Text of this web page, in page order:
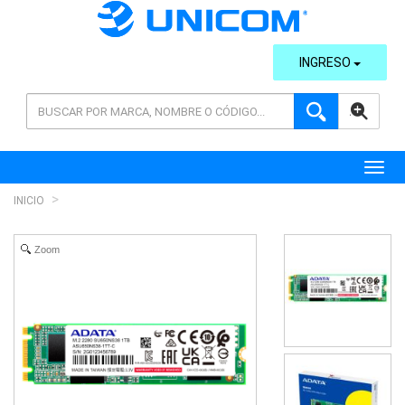
AVANZADA
INGRESO
INICIO
Zoom